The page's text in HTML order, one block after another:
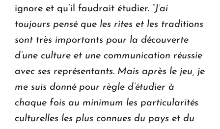
ignore et qu’il faudrait étudier. “J’ai
toujours pensé que les rites et les traditions
sont très importants pour la découverte
d’une culture et une communication réussie
avec ses représentants. Mais après le jeu, je
me suis donné pour règle d’étudier à
chaque fois au minimum les particularités
culturelles les plus connues du pays et du